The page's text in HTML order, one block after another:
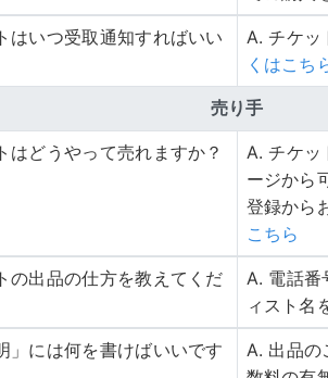
はいつ受取通知すればいい
A. チケッ
くはこち
売り手
はどうやって売れますか？
A. チケッ
ージから
登録から
こちら
の出品の仕方を教えてくだ
A. 電話番
ィスト名
」には何を書けばいいです
A. 出品の